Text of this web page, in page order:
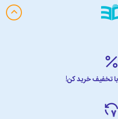
تخفیف خرید کن!